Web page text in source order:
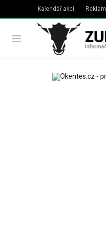
Kalendář akcí